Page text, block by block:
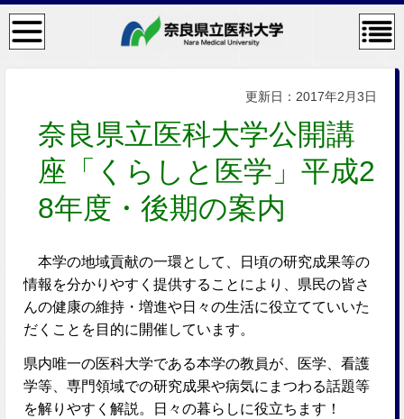
検
索・
メニ
コン
テン
ニュ
ー
更新日：2017年2月3日
奈良県立医科大学公開講
座「くらしと医学」平成2
8年度・後期の案内
本学の地域貢献の一環として、日頃の研究成果等の
情報を分かりやすく提供することにより、県民の皆さ
んの健康の維持・増進や日々の生活に役立てていいた
だくことを目的に開催しています。
県内唯一の医科大学である本学の教員が、医学、看護
学等、専門領域での研究成果や病気にまつわる話題等
を解りやすく解説。日々の暮らしに役立ちます！